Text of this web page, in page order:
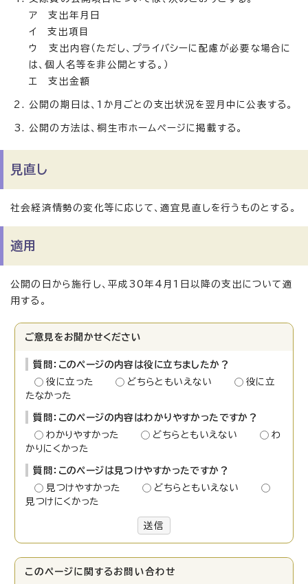
ア 支出年月日
イ 支出項目
ウ 支出内容（ただし、プライバシーに配慮が必要な場合に
は、個人名等を非公開とする。）
エ 支出金額
公開の期日は、1か月ごとの支出状況を翌月中に公表する。
公開の方法は、桐生市ホームページに掲載する。
見直し
社会経済情勢の変化等に応じて、適宜見直しを行うものとする。
適用
公開の日から施行し、平成30年4月1日以降の支出について適
用する。
ご意見をお聞かせください
質問：このページの内容は役に立ちましたか？
役に立った
どちらともいえない
役に立
たなかった
質問：このページの内容はわかりやすかったですか？
わかりやすかった
どちらともいえない
わ
かりにくかった
質問：このページは見つけやすかったですか？
見つけやすかった
どちらともいえない
見つけにくかった
送信
このページに関する お問い合わせ